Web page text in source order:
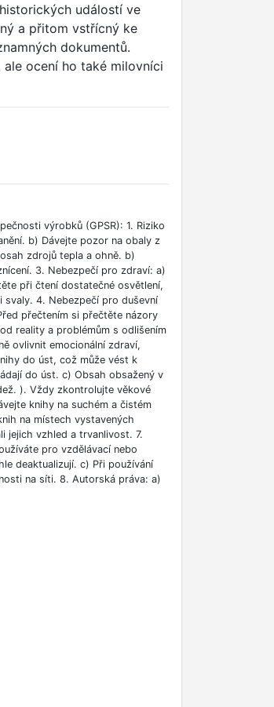
událostí ve
a přitom vstřícný ke
dokumentů.
ocení ho také milovníci
výrobků (GPSR): 1. Riziko
b) Dávejte pozor na obaly z
zdrojů tepla a ohně. b)
3. Nebezpečí pro zdraví: a)
při čtení dostatečné osvětlení,
svaly. 4. Nebezpečí pro duševní
přečtením si přečtěte názory
reality a problémům s odlišením
ovlivnit emocionální zdraví,
do úst, což může vést k
do úst. c) Obsah obsažený v
). Vždy zkontrolujte věkové
knihy na suchém a čistém
na místech vystavených
jejich vzhled a trvanlivost. 7.
pro vzdělávací nebo
deaktualizují. c) Při používání
na síti. 8. Autorská práva: a)